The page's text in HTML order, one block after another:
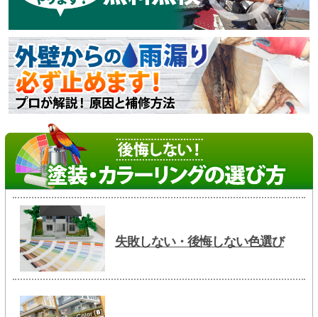
失敗しない・後悔しない色選び